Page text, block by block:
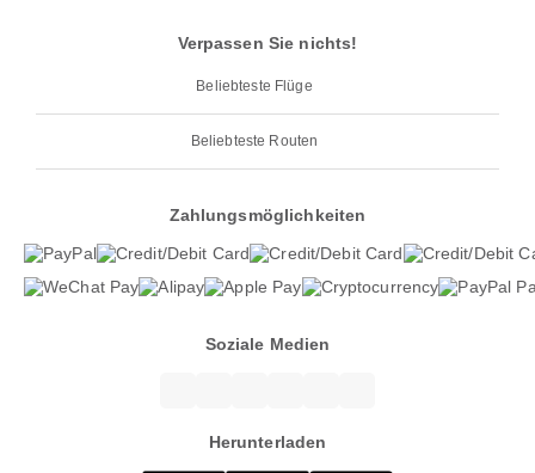
Verpassen Sie nichts!
Beliebteste Flüge
Beliebteste Routen
Zahlungsmöglichkeiten
Soziale Medien
Herunterladen